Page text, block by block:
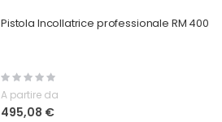
Pistola Incollatrice professionale RM 400
Rating:
0%
A partire da
495,08 €